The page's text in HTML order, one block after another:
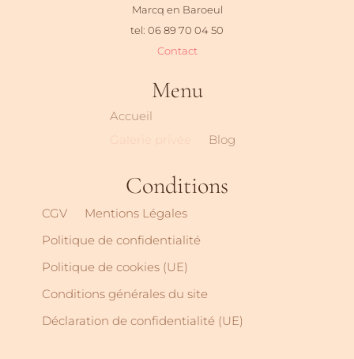
Marcq en Baroeul
tel: 06 89 70 04 50
Contact
Menu
Accueil
Galerie privée
Blog
Conditions
CGV
Mentions Légales
Politique de confidentialité
Politique de cookies (UE)
Conditions générales du site
Déclaration de confidentialité (UE)